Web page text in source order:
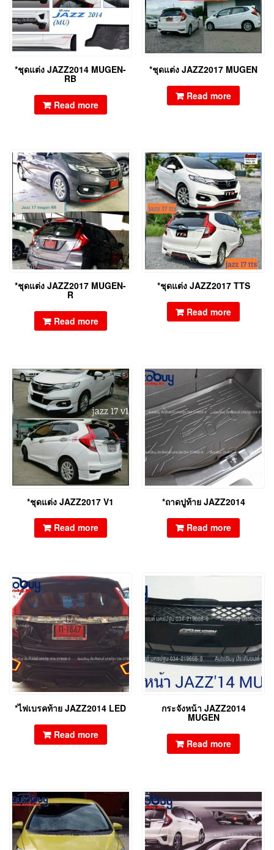
*ชุดแต่ง JAZZ2014 MUGEN-
RB
Read more
*ชุดแต่ง JAZZ2017 MUGEN
Read more
*ชุดแต่ง JAZZ2017 MUGEN-
R
Read more
*ชุดแต่ง JAZZ2017 TTS
Read more
*ชุดแต่ง JAZZ2017 V1
Read more
*ถาดปูท้าย JAZZ2014
Read more
*ไฟเบรคท้าย JAZZ2014 LED
Read more
กระจังหน้า JAZZ2014
MUGEN
Read more